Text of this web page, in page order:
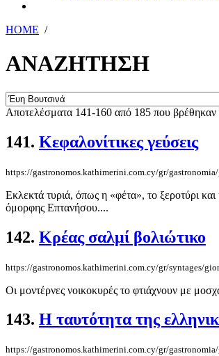
HOME /
ΑΝΑΖΗΤΗΣΗ
Αποτελέσματα 141-160 από 185 που βρέθηκαν
141. Κεφαλονίτικες γεύσεις
https://gastronomos.kathimerini.com.cy/gr/gastronomia/
Εκλεκτά τυριά, όπως η «φέτα», το ξεροτύρι
όμορφης Επτανήσου....
142. Κρέας σαλμί βολιώτικο
https://gastronomos.kathimerini.com.cy/gr/syntages/
Οι μοντέρνες νοικοκυρές το φτιάχνουν με
143. Η ταυτότητα της
https://gastronomos.kathimerini.com.cy/gr/gastronomia/